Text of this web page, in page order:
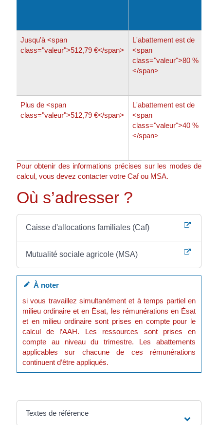
Jusqu'à <span
class="valeur">512,79 €</span>
L'abattement est de
<span
class="valeur">80 %
</span>
Plus de <span
class="valeur">512,79 €</span>
L'abattement est de
<span
class="valeur">40 %
</span>
Pour obtenir des informations précises sur les modes de
calcul, vous devez contacter votre Caf ou MSA.
Où s’adresser ?
Caisse d'allocations familiales (Caf)
Mutualité sociale agricole (MSA)
À noter
si vous travaillez simultanément et à temps partiel en
milieu ordinaire et en Ésat, les rémunérations en Ésat
et en milieu ordinaire sont prises en compte pour le
calcul de l’AAH. Les ressources sont prises en
compte au niveau du trimestre. Les abattements
applicables sur chacune de ces rémunérations
continuent d’être appliqués.
Textes de référence